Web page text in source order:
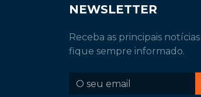
NEWSLETTER
Receba as principais
fique sempre informado.